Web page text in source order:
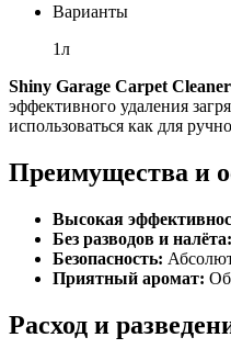
Варианты
1л
Shiny Garage Carpet Cleaner
эффективного удаления
использоваться как для
Преимущества и
Высокая
Без разводов и налёта:
Безопасность:
Приятный аромат:
Расход и